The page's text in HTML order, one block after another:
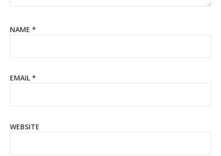
NAME *
EMAIL *
WEBSITE